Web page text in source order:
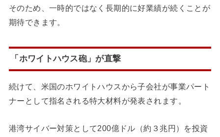
そのため、一時的ではなく長期的に好業績が続くことが
期待できます。
「ホワイトハウス砲」が直撃
続けて、米国のホワイトハウスから子会社が事業パート
ナーとして指名される特大材料が発表されます。
港湾サイバー対策として200億ドル（約３兆円）を投資